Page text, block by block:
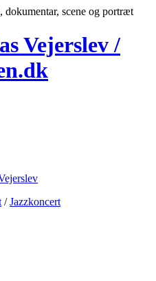
dokumentar, scene og portræt
Vejerslev /
/Jazzkoncert